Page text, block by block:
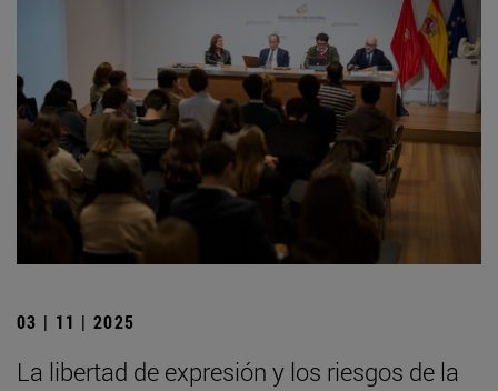
03 | 11 | 2025
La libertad de expresión y los riesgos de la